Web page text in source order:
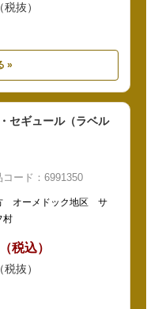
抜）
»
セギュール（ラベル
コード：6991350
オーメドック地区 サ
村
税込）
抜）